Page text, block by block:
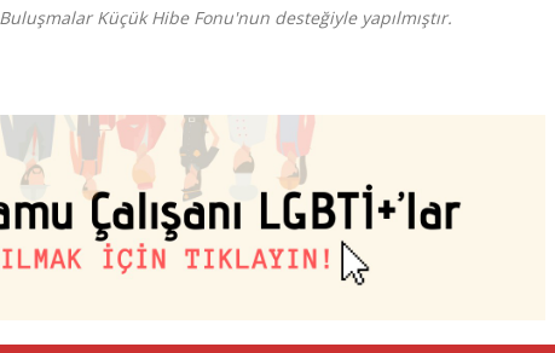
Küçük Hibe Fonu'nun desteğiyle yapılmıştır.